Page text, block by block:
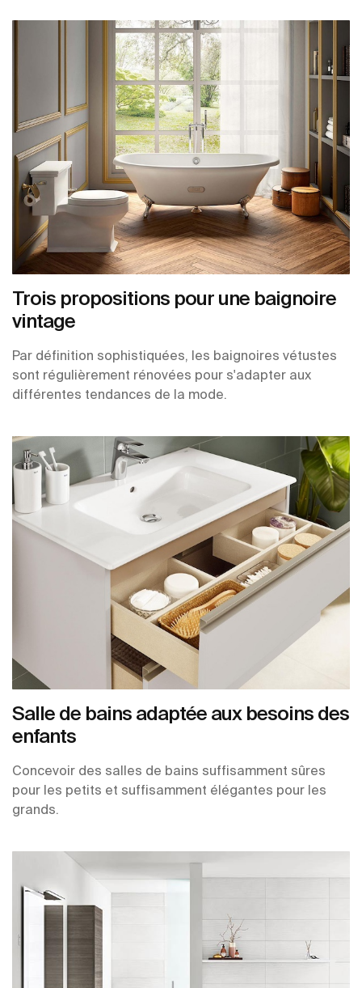
Trois propositions pour une baignoire
vintage
Par définition sophistiquées, les baignoires vétustes
sont régulièrement rénovées pour s'adapter aux
différentes tendances de la mode.
Salle de bains adaptée aux besoins des
enfants
Concevoir des salles de bains suffisamment sûres
pour les petits et suffisamment élégantes pour les
grands.